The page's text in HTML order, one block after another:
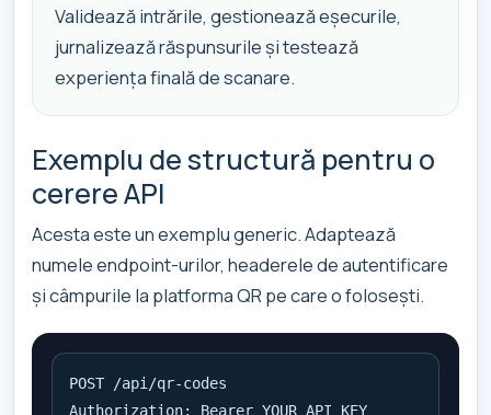
Validează intrările, gestionează eșecurile,
jurnalizează răspunsurile și testează
experiența finală de scanare.
Exemplu de structură pentru o
cerere API
Acesta este un exemplu generic. Adaptează
numele endpoint-urilor, headerele de autentificare
și câmpurile la platforma QR pe care o folosești.
POST /api/qr-codes
Authorization: Bearer YOUR_API_KEY